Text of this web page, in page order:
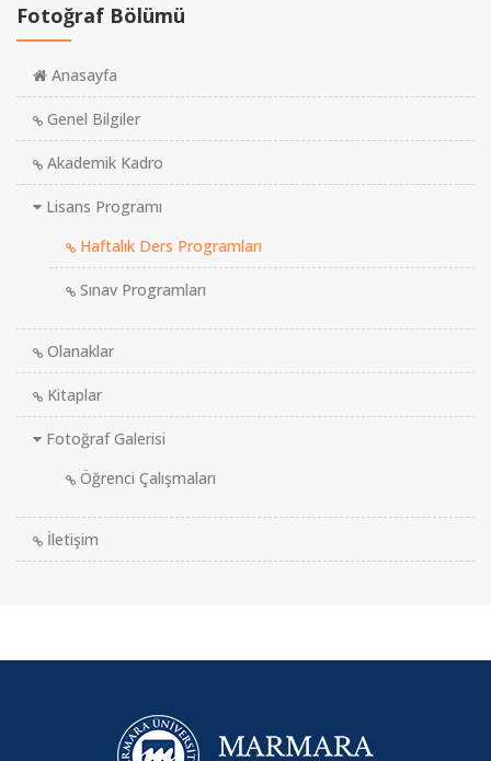
Fotoğraf Bölümü
Anasayfa
Genel Bilgiler
Akademik Kadro
Lisans Programı
Haftalık Ders Programları
Sınav Programları
Olanaklar
Kitaplar
Fotoğraf Galerisi
Öğrenci Çalışmaları
İletişim